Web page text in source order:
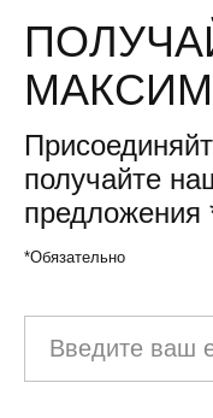
получайте
предложения
*Обязательно